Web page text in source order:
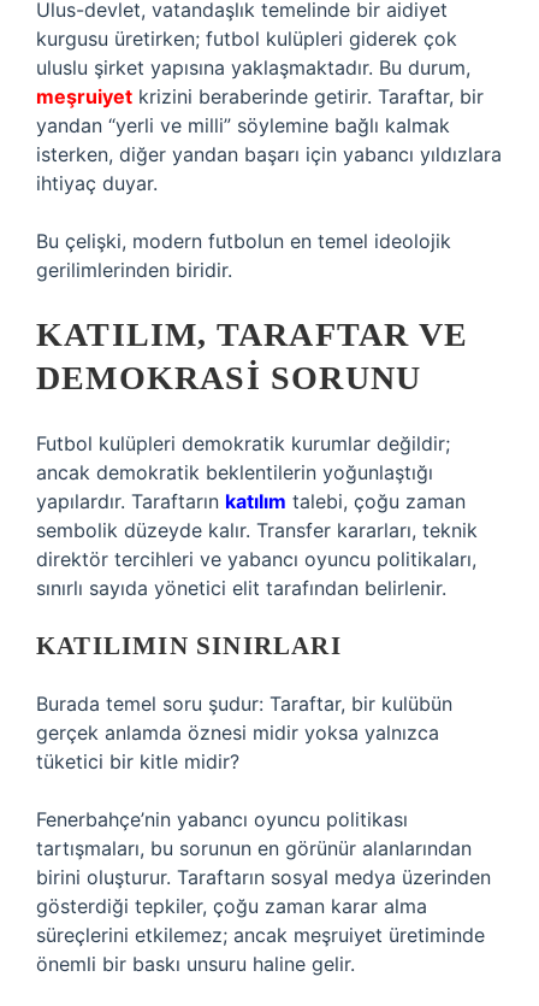
Ulus-devlet, vatandaşlık temelinde bir aidiyet
kurgusu üretirken; futbol kulüpleri giderek çok
uluslu şirket yapısına yaklaşmaktadır. Bu durum,
meşruiyet krizini beraberinde getirir. Taraftar, bir
yandan “yerli ve milli” söylemine bağlı kalmak
isterken, diğer yandan başarı için yabancı yıldızlara
ihtiyaç duyar.
Bu çelişki, modern futbolun en temel ideolojik
gerilimlerinden biridir.
KATILIM, TARAFTAR VE
DEMOKRASI SORUNU
Futbol kulüpleri demokratik kurumlar değildir;
ancak demokratik beklentilerin yoğunlaştığı
yapılardır. Taraftarın katılım talebi, çoğu zaman
sembolik düzeyde kalır. Transfer kararları, teknik
direktör tercihleri ve yabancı oyuncu politikaları,
sınırlı sayıda yönetici elit tarafından belirlenir.
KATILIMIN SINIRLARI
Burada temel soru şudur: Taraftar, bir kulübün
gerçek anlamda öznesi midir yoksa yalnızca
tüketici bir kitle midir?
Fenerbahçe’nin yabancı oyuncu politikası
tartışmaları, bu sorunun en görünür alanlarından
birini oluşturur. Taraftarın sosyal medya üzerinden
gösterdiği tepkiler, çoğu zaman karar alma
süreçlerini etkilemez; ancak meşruiyet üretiminde
önemli bir baskı unsuru haline gelir.